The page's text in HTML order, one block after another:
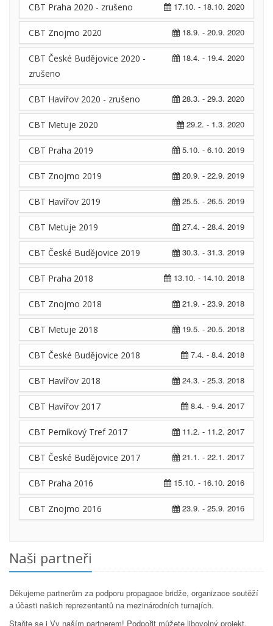
17.10. - 18.10. 2020
CBT Praha 2020 - zrušeno
18.9. - 20.9. 2020
CBT Znojmo 2020
18.4. - 19.4. 2020
CBT České Budějovice 2020 -
zrušeno
28.3. - 29.3. 2020
CBT Havířov 2020 - zrušeno
29.2. - 1.3. 2020
CBT Metuje 2020
5.10. - 6.10. 2019
CBT Praha 2019
20.9. - 22.9. 2019
CBT Znojmo 2019
25.5. - 26.5. 2019
CBT Havířov 2019
27.4. - 28.4. 2019
CBT Metuje 2019
30.3. - 31.3. 2019
CBT České Budějovice 2019
13.10. - 14.10. 2018
CBT Praha 2018
21.9. - 23.9. 2018
CBT Znojmo 2018
19.5. - 20.5. 2018
CBT Metuje 2018
7.4. - 8.4. 2018
CBT České Budějovice 2018
24.3. - 25.3. 2018
CBT Havířov 2018
8.4. - 9.4. 2017
CBT Havířov 2017
11.2. - 11.2. 2017
CBT Perníkový Tref 2017
21.1. - 22.1. 2017
CBT České Budějovice 2017
15.10. - 16.10. 2016
CBT Praha 2016
23.9. - 25.9. 2016
CBT Znojmo 2016
Naši partneři
Děkujeme partnerům za podporu propagace bridže, organizace soutěží
a účasti našich reprezentantů na mezinárodních turnajích.
Staňte se i Vy naším partnerem! Podpořit můžete libovolný projekt,